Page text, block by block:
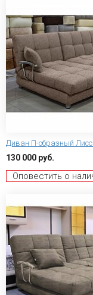
Диван П-образный
130 000 руб.
Оповестить о